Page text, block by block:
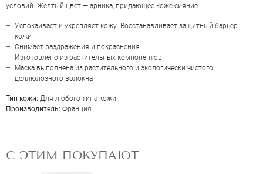
условий. Желтый цвет — арника, придающее коже сияние.
Успокаивает и укрепляет кожу- Восстанавливает защитный барьер
кожи
Снимает раздражения и покраснения
Изготовлено из растительных компонентов
Маска выполнена из растительного и экологически чистого
целлюлозного волокна
Тип кожи: Для любого типа кожи.
Производитель: Франция.
С ЭТИМ ПОКУПАЮТ